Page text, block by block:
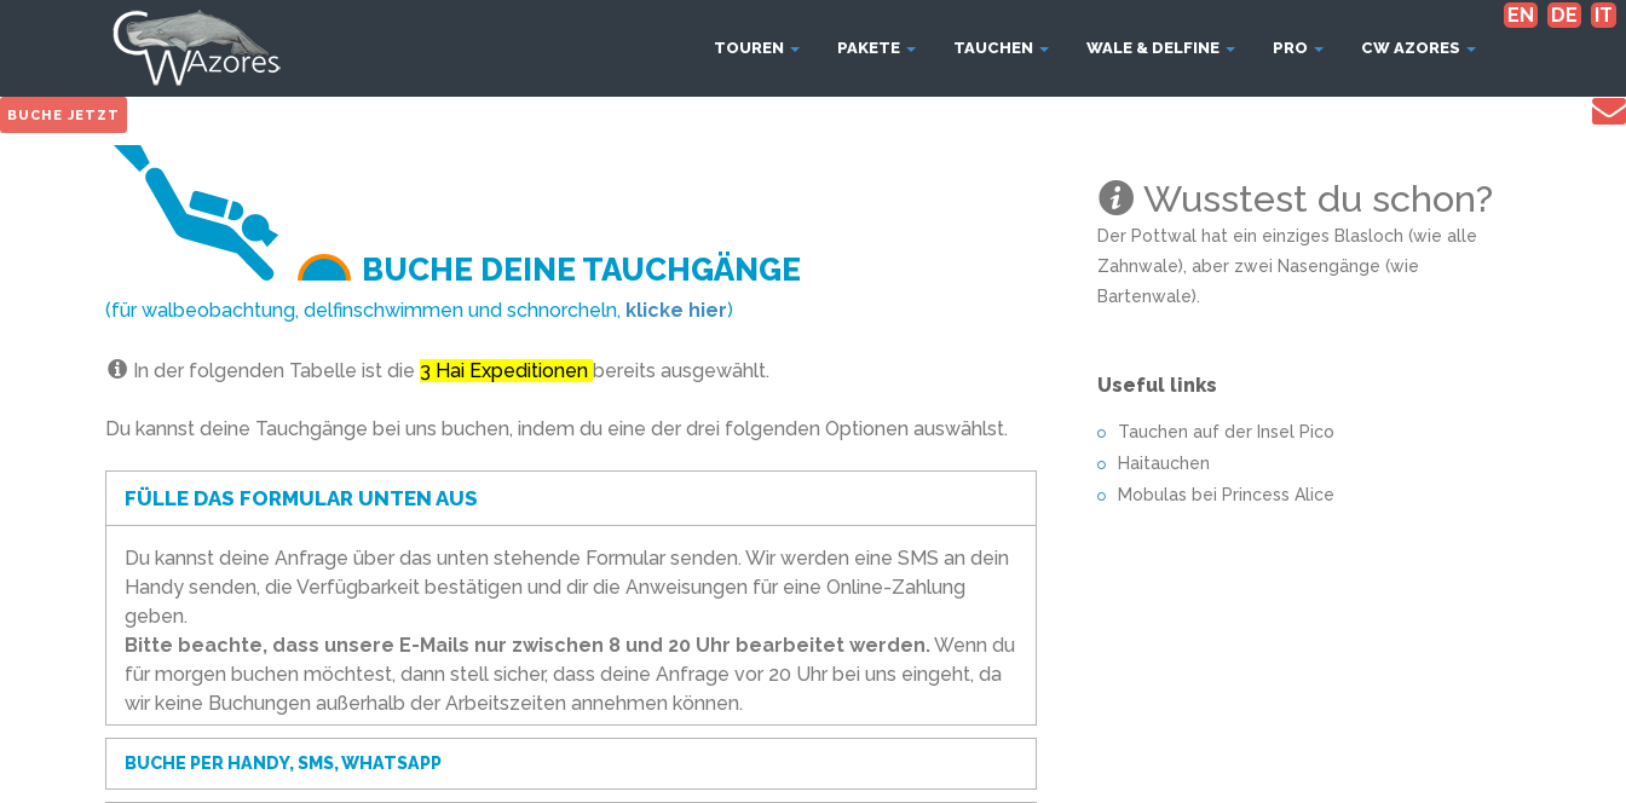
EN DE IT
TOUREN PAKETE TAUCHEN WALE & DELFINE PRO CW AZORES
BUCHE JETZT
BUCHE DEINE TAUCHGÄNGE
(für walbeobachtung, delfinschwimmen und schnorcheln, klicke hier)
In der folgenden Tabelle ist die 3 Hai Expeditionenbereits ausgewählt.
Du kannst deine Tauchgänge bei uns buchen, indem du eine der drei folgenden Optionen auswählst.
FÜLLE DAS FORMULAR UNTEN AUS
Du kannst deine Anfrage über das unten stehende Formular senden. Wir werden eine SMS an dein
Handy senden, die Verfügbarkeit bestätigen und dir die Anweisungen für eine Online-Zahlung
geben.
Bitte beachte, dass unsere E-Mails nur zwischen 8 und 20 Uhr bearbeitet werden.Wenn du
für morgen buchen möchtest, dann stell sicher, dass deine Anfrage vor 20 Uhr bei uns eingeht, da
wir keine Buchungen außerhalb der Arbeitszeiten annehmen können.
BUCHE PER HANDY, SMS, WHATSAPP
Wusstest du schon?
Der Pottwal hat ein einziges Blasloch (wie alle
Zahnwale), aber zwei Nasengänge (wie
Bartenwale).
Useful links
Tauchen auf der Insel Pico
Haitauchen
Mobulas bei Princess Alice